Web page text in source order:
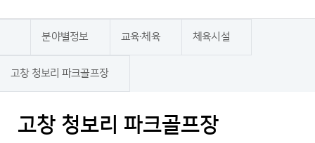
분야별정보 교육·체육 체육시설
고창 청보리 파크골프장
고창 청보리 파크골프장